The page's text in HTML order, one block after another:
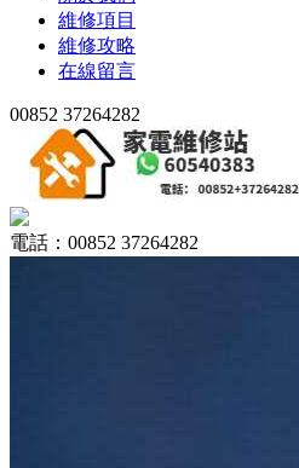
維修項目
維修攻略
在線留言
00852 37264282
電話：00852 37264282